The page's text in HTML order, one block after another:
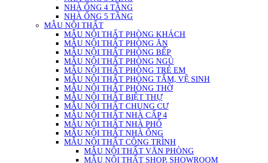
NHÀ ỐNG 4 TẦNG
NHÀ ỐNG 5 TẦNG
MẪU NỘI THẤT
MẪU NỘI THẤT PHÒNG KHÁCH
MẪU NỘI THẤT PHÒNG ĂN
MẪU NỘI THẤT PHÒNG BẾP
MẪU NỘI THẤT PHÒNG NGỦ
MẪU NỘI THẤT PHÒNG TRẺ EM
MẪU NỘI THẤT PHÒNG TẮM, VỆ SINH
MẪU NỘI THẤT PHÒNG THỜ
MẪU NỘI THẤT BIỆT THỰ
MẪU NỘI THẤT CHUNG CƯ
MẪU NỘI THẤT NHÀ CẤP 4
MẪU NỘI THẤT NHÀ PHỐ
MẪU NỘI THẤT NHÀ ỐNG
MẪU NỘI THẤT CÔNG TRÌNH
MẪU NỘI THẤT VĂN PHÒNG
MẪU NỘI THẤT SHOP, SHOWROOM